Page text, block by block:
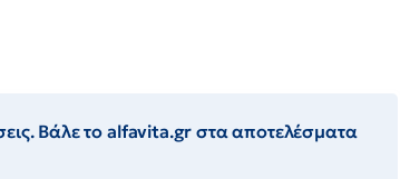
Βάλε το alfavita.gr στα αποτελέσματα